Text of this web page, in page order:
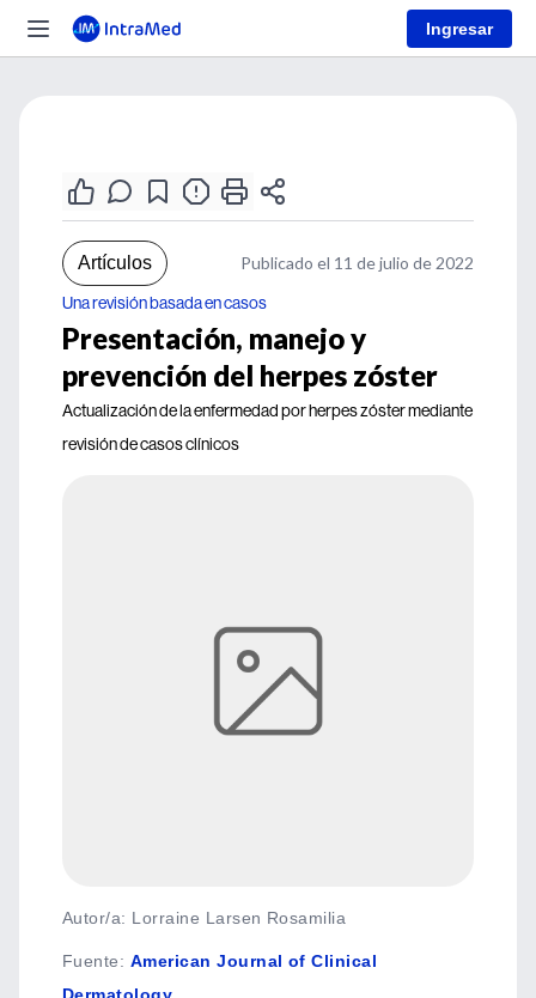
Ingresar
Artículos Publicado el 11 de julio de 2022
Una revisión basada en casos
Presentación, manejo y
prevención del herpes zóster
Actualización de la enfermedad por herpes zóster mediante
revisión de casos clínicos
Autor/a: Lorraine Larsen Rosamilia
Fuente: American Journal of Clinical